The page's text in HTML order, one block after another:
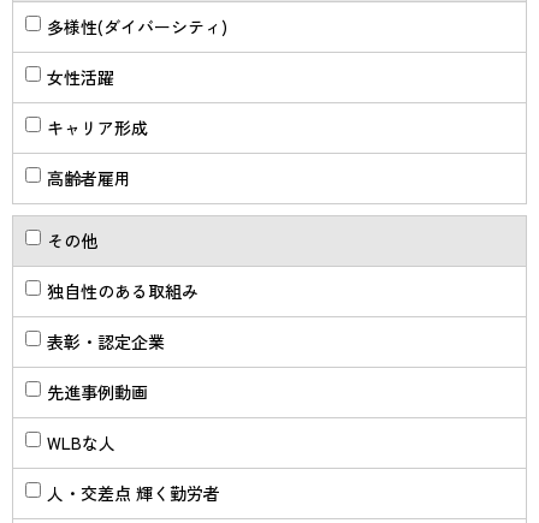
多様性(ダイバーシティ)
女性活躍
キャリア形成
高齢者雇用
その他
独自性のある取組み
表彰・認定企業
先進事例動画
WLBな人
人・交差点 輝く勤労者